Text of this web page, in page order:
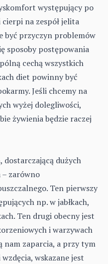
występujący po
na zespół jelita
być przyczyn problemów
sposoby postępowania
cechą wszystkich
diet powinny być
Jeśli chcemy na
wyżej dolegliwości,
żywienia będzie raczej
dostarczającą dużych
zarówno
Ten pierwszy
np. w jabłkach,
Ten drugi obecny jest
i warzywach
nam zaparcia, a przy tym
wskazane jest